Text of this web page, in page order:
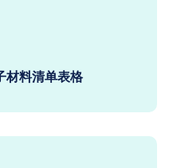
材料清单表格